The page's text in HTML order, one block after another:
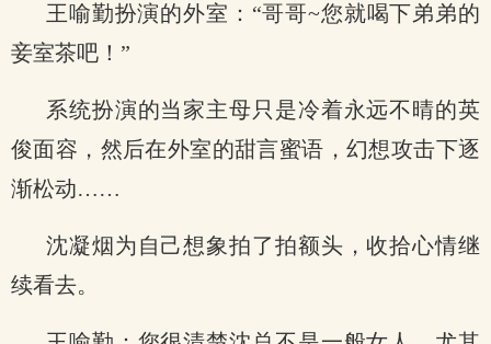
王喻勤扮演的外室：“哥哥~您就喝下弟弟的
妾室茶吧！”
系统扮演的当家主母只是冷着永远不晴的英
俊面容，然后在外室的甜言蜜语，幻想攻击下逐
渐松动……
沈凝烟为自己想象拍了拍额头，收拾心情继
续看去。